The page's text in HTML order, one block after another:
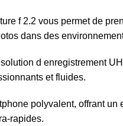
f 2.2 vous permet de
dans des
d enregistrement
et fluides.
polyvalent, offrant
rapides.